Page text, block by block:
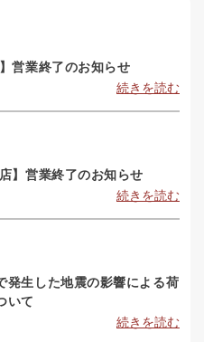
営業終了のお知らせ
続きを読む
】営業終了のお知らせ
続きを読む
発生した地震の影響による荷
いて
続きを読む